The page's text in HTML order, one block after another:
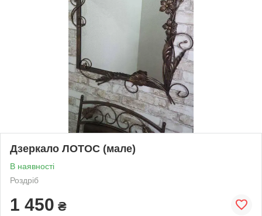
Дзеркало ЛОТОС (мале)
В наявності
Роздріб
1 450 ₴